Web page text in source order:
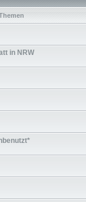
in NRW